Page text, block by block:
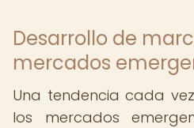
Desarrollo de
mercados
Una tendencia cada
los mercados